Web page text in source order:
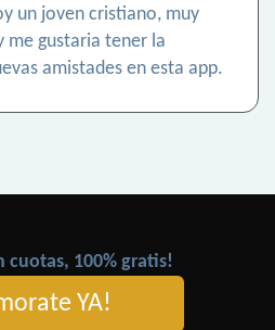
un joven cristiano, muy
me gustaria tener la
amistades en esta app.
cuotas, 100% gratis!
YA!